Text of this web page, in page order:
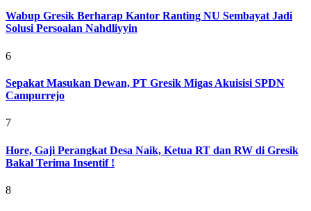
Wabup Gresik Berharap Kantor Ranting NU Sembayat Jadi
Solusi Persoalan Nahdliyyin
6
Sepakat Masukan Dewan, PT Gresik Migas Akuisisi SPDN
Campurrejo
7
Hore, Gaji Perangkat Desa Naik, Ketua RT dan RW di Gresik
Bakal Terima Insentif !
8